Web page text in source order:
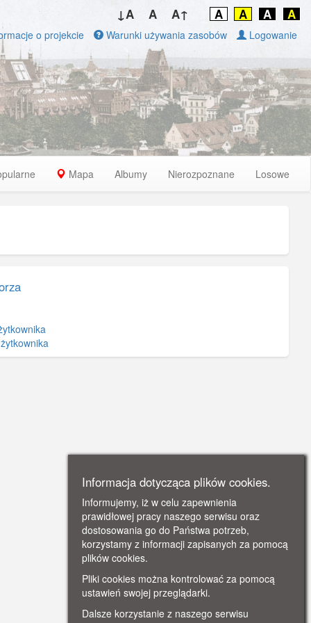
↓A A A↑ A A A A
o projekcie Warunki używania zasobów Logowanie
Mapa Albumy Nierozpoznane Losowe
Informacja dotycząca plików cookies.
Informujemy, iż w celu zapewnienia
prawidłowej pracy naszego serwisu oraz
dostosowania go do Państwa potrzeb,
korzystamy z informacji zapisanych za pomocą
plików cookies.
Pliki cookies można kontrolować za pomocą
ustawień swojej przeglądarki.
Dalsze korzystanie z naszego serwisu